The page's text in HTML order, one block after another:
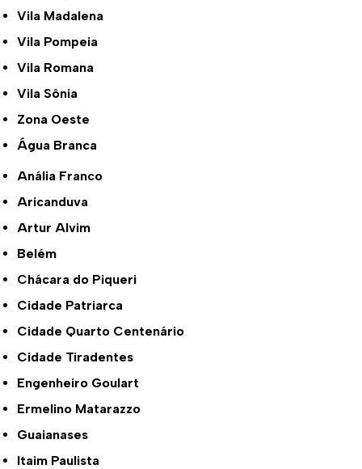
Vila Madalena
Vila Pompeia
Vila Romana
Vila Sônia
Zona Oeste
Água Branca
Anália Franco
Aricanduva
Artur Alvim
Belém
Chácara do Piqueri
Cidade Patriarca
Cidade Quarto Centenário
Cidade Tiradentes
Engenheiro Goulart
Ermelino Matarazzo
Guaianases
Itaim Paulista